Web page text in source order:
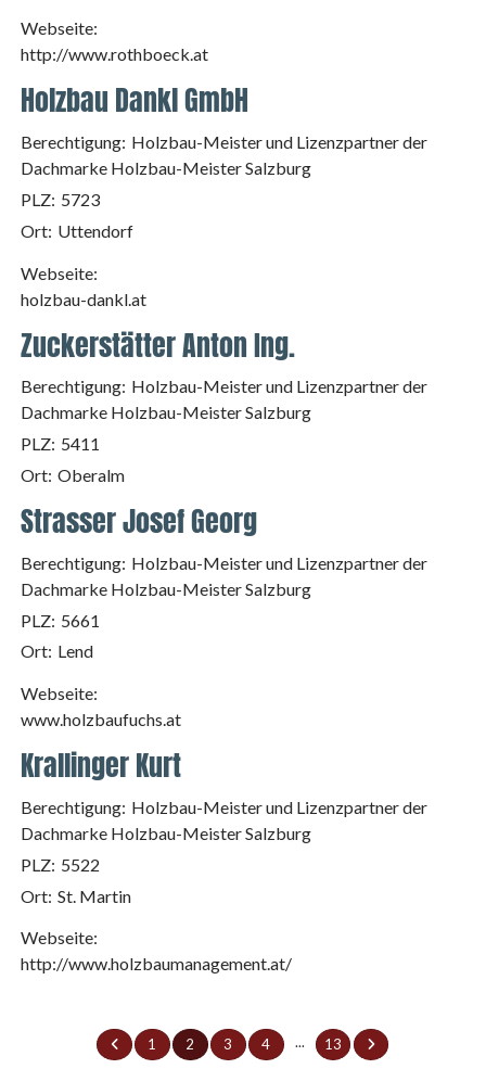
Webseite:
http://www.rothboeck.at
Holzbau Dankl GmbH
Berechtigung: Holzbau-Meister und Lizenzpartner der
Dachmarke Holzbau-Meister Salzburg
PLZ: 5723
Ort: Uttendorf
Webseite:
holzbau-dankl.at
Zuckerstätter Anton Ing.
Berechtigung: Holzbau-Meister und Lizenzpartner der
Dachmarke Holzbau-Meister Salzburg
PLZ: 5411
Ort: Oberalm
Strasser Josef Georg
Berechtigung: Holzbau-Meister und Lizenzpartner der
Dachmarke Holzbau-Meister Salzburg
PLZ: 5661
Ort: Lend
Webseite:
www.holzbaufuchs.at
Krallinger Kurt
Berechtigung: Holzbau-Meister und Lizenzpartner der
Dachmarke Holzbau-Meister Salzburg
PLZ: 5522
Ort: St. Martin
Webseite:
http://www.holzbaumanagement.at/
1 2 3 4 ... 13